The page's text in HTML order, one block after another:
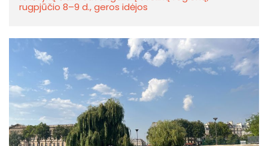
rugpjūčio 8–9 d., geros idėjos